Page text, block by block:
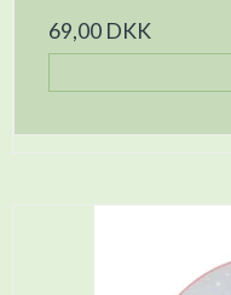
69,00 DKK